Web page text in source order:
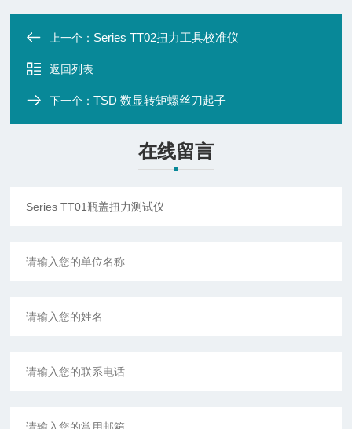
上一个： Series TT02扭力工具校准仪
返回列表
下一个：TSD 数显转矩螺丝刀起子
在线留言